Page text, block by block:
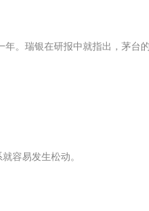
。瑞银在研报中就指出，茅台
容易发生松动。